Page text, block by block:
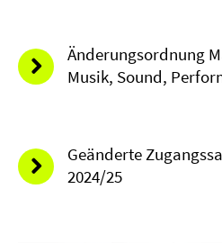
Änderungsordnung
Musik, Sound,
Geänderte
2024/25